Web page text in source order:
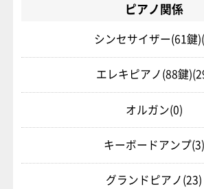
ピアノ関係
シンセサイザー(61鍵)
エレキピアノ(88鍵)
オルガン(0)
キーボードアンプ(3)
グランドピアノ(23)